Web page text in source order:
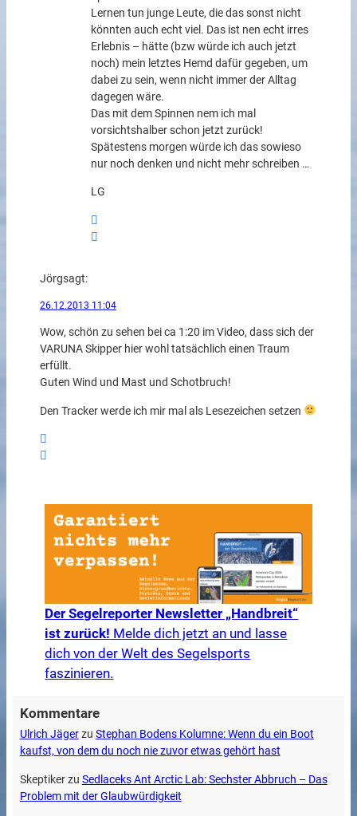
Lernen tun junge Leute, die das sonst nicht
könnten auch echt viel. Das ist nen echt irres
Erlebnis – hätte (bzw würde ich auch jetzt
noch) mein letztes Hemd dafür gegeben, um
dabei zu sein, wenn nicht immer der Alltag
dagegen wäre.
Das mit dem Spinnen nem ich mal
vorsichtshalber schon jetzt zurück!
Spätestens morgen würde ich das sowieso
nur noch denken und nicht mehr schreiben …
LG
Jörgsagt:
26.12.2013 11:04
Wow, schön zu sehen bei ca 1:20 im Video, dass sich der
VARUNA Skipper hier wohl tatsächlich einen Traum
erfüllt.
Guten Wind und Mast und Schotbruch!
Den Tracker werde ich mir mal als Lesezeichen setzen
Der Segelreporter Newsletter „Handbreit“
ist zurück! Melde dich jetzt an und lasse
dich von der Welt des Segelsports
faszinieren.
Kommentare
Ulrich Jägerzu Stephan Bodens Kolumne: Wenn du ein Boot
kaufst, von dem du noch nie zuvor etwas gehört hast
Skeptikerzu Sedlaceks Ant Arctic Lab: Sechster Abbruch – Das
Problem mit der Glaubwürdigkeit